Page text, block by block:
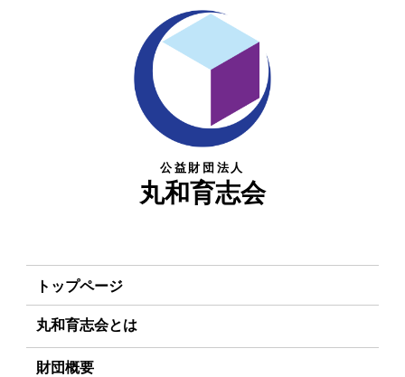
公益財団法人
丸和育志会
トップページ
丸和育志会とは
理事長あいさつ
財団概要